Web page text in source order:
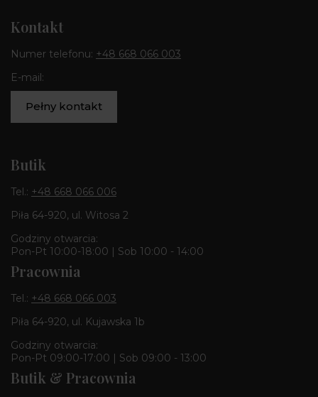
Kontakt
Numer telefonu: +48 668 066 003
E-mail:
Pełny kontakt
Butik
Tel.: +48 668 066 006
Piła 64-920, ul. Witosa 2
Godziny otwarcia:
Pon-Pt 10:00-18:00 | Sob 10:00 - 14:00
Pracownia
Tel.: +48 668 066 003
Piła 64-920, ul. Kujawska 1b
Godziny otwarcia:
Pon-Pt 09:00-17:00 | Sob 09:00 - 13:00
Butik & Pracownia